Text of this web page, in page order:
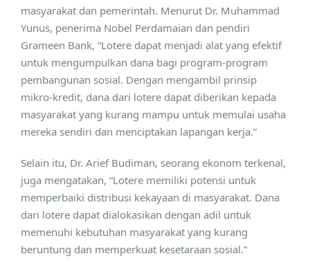
masyarakat dan pemerintah. Menurut Dr. Muhammad
Yunus, penerima Nobel Perdamaian dan pendiri
Grameen Bank, “Lotere dapat menjadi alat yang efektif
untuk mengumpulkan dana bagi program-program
pembangunan sosial. Dengan mengambil prinsip
mikro-kredit, dana dari lotere dapat diberikan kepada
masyarakat yang kurang mampu untuk memulai usaha
mereka sendiri dan menciptakan lapangan kerja.”
Selain itu, Dr. Arief Budiman, seorang ekonom terkenal,
juga mengatakan, “Lotere memiliki potensi untuk
memperbaiki distribusi kekayaan di masyarakat. Dana
dari lotere dapat dialokasikan dengan adil untuk
memenuhi kebutuhan masyarakat yang kurang
beruntung dan memperkuat kesetaraan sosial.”